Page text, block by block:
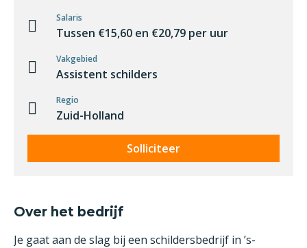
Salaris
Tussen €15,60 en €20,79 per uur
Vakgebied
Assistent schilders
Regio
Zuid-Holland
Solliciteer
Over het bedrijf
Je gaat aan de slag bij een schildersbedrijf in ’s-